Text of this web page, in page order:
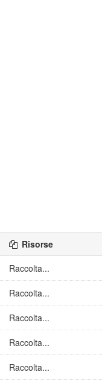
Risorse
Raccolta...
Raccolta...
Raccolta...
Raccolta...
Raccolta...